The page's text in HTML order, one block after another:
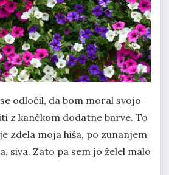
odločil, da bom moral svojo
z kančkom dodatne barve. To
zdela moja hiša, po zunanjem
siva. Zato pa sem jo želel malo